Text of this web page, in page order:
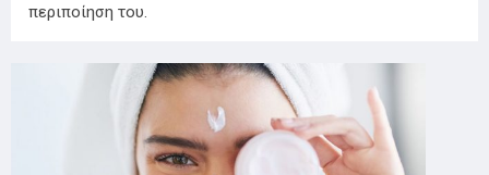
περιποίηση του.